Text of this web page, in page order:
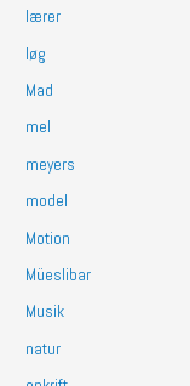
lærer
løg
Mad
mel
meyers
model
Motion
Müeslibar
Musik
natur